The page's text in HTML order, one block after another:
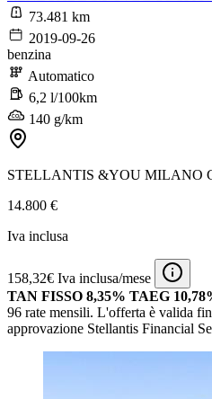
73.481 km
2019-09-26
benzina
Automatico
6,2 l/100km
140 g/km
STELLANTIS &YOU MILANO
14.800 €
Iva inclusa
158,32€ Iva inclusa/mese
TAN FISSO 8,35% TAEG
96 rate mensili. L'offerta è valida
approvazione Stellantis Financial